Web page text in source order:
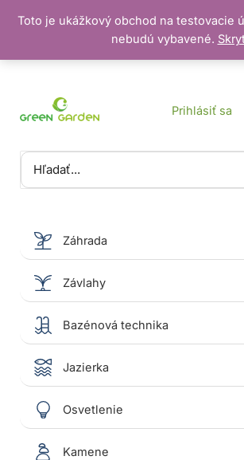
Toto je ukážkový obchod na testovacie
nebudú vybavené.
Vyhľadať:
Prihlásiť sa
Záhrada
Závlahy
Bazénová technika
Jazierka
Osvetlenie
Kamene